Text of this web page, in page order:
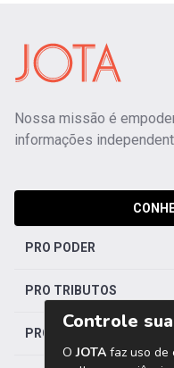
Nossa missão é
informações
PRO PODER
PRO TRIBUTOS
PRO TRABALHISTA